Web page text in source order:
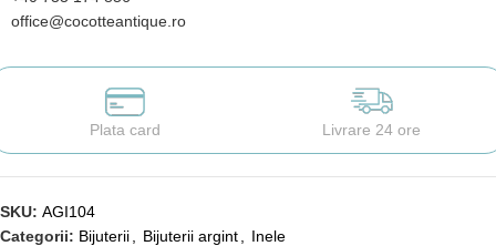
office@cocotteantique.ro
Plata card Livrare 24 ore
SKU: AGI104
Categorii: Bijuterii Bijuterii argint Inele